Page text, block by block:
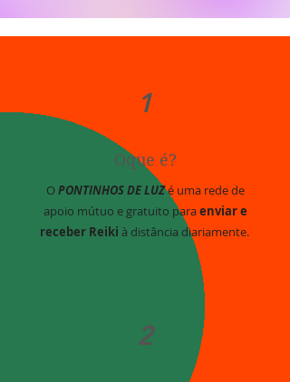
1
Oque é?
OPONTINHOS DE LUZé uma rede de
apoio mútuo e gratuito paraenviar e
receber Reiki à distância diariamente.
2